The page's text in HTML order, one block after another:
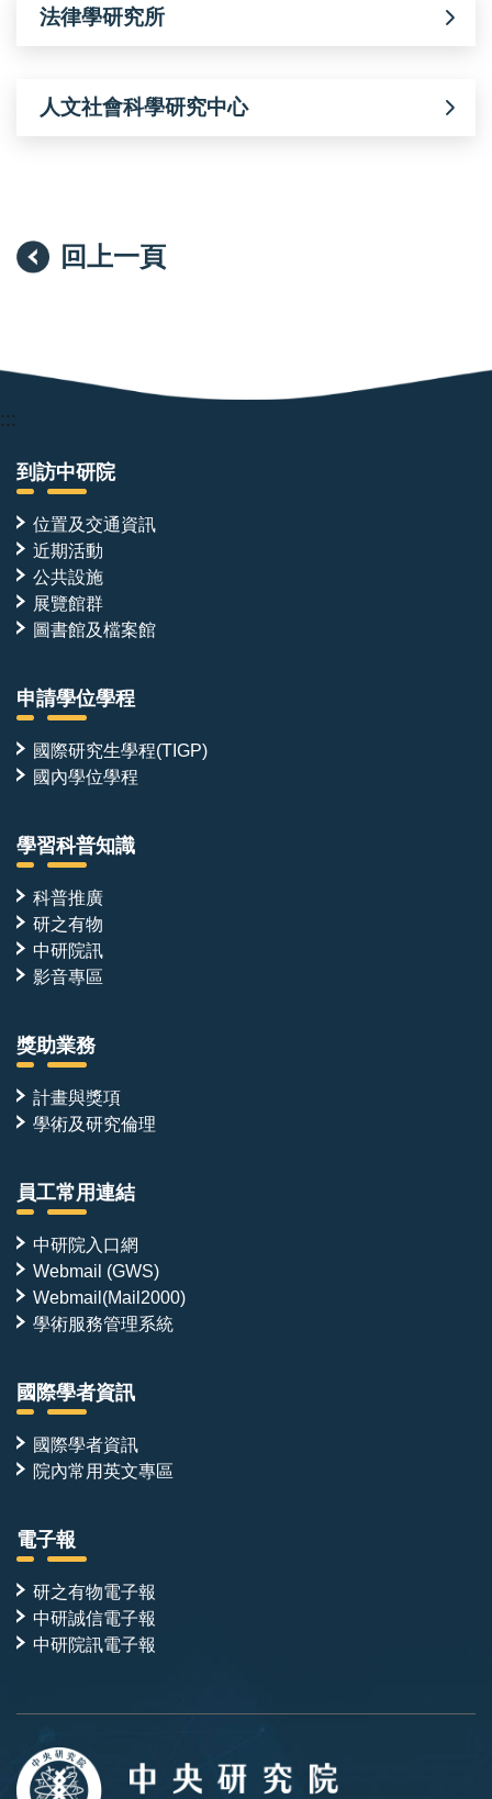
法律學研究所
人文社會科學研究中心
回上一頁
:::
到訪中研院
位置及交通資訊
近期活動
公共設施
展覽館群
圖書館及檔案館
申請學位學程
國際研究生學程(TIGP)
國內學位學程
學習科普知識
科普推廣
研之有物
中研院訊
影音專區
獎助業務
計畫與獎項
學術及研究倫理
員工常用連結
中研院入口網
Webmail (GWS)
Webmail(Mail2000)
學術服務管理系統
國際學者資訊
國際學者資訊
院內常用英文專區
電子報
研之有物電子報
中研誠信電子報
中研院訊電子報